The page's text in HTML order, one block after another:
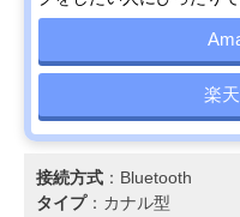
楽
接続方式 ：Bluetooth
タイプ：カナル型